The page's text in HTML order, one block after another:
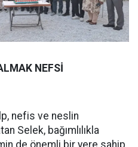
NEFSİ
nefis ve neslin
Selek, bağımlılıkla
de önemli bir yere sahip